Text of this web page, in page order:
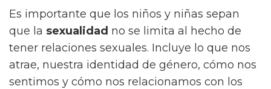
Es importante que los niños y niñas sepan
que la sexualidad no se limita al hecho de
tener relaciones sexuales. Incluye lo que nos
atrae, nuestra identidad de género, cómo nos
sentimos y cómo nos relacionamos con los